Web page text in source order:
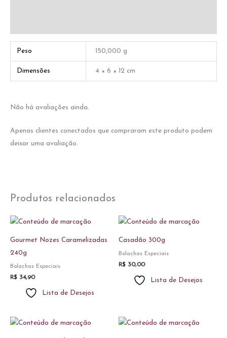
Peso 150,000 g
Dimensões 4 × 6 × 12 cm
Não há avaliações ainda.
Apenas clientes conectados que compraram este produto podem
deixar uma avaliação.
Produtos relacionados
Gourmet Nozes Caramelizadas
240g
Bolachas Especiais
R$ 34,90
Lista de Desejos
Casadão 300g
Bolachas Especiais
R$ 30,00
Lista de Desejos